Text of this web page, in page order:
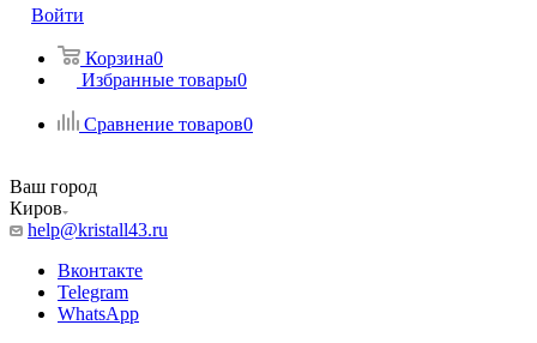
Войти
Корзина0
Избранные товары0
Сравнение товаров0
Ваш город
Киров
help@kristall43.ru
Вконтакте
Telegram
WhatsApp